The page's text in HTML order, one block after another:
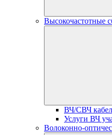
Высокочастотные
ВЧ/СВЧ
Услуги ВЧ
Волоконно-